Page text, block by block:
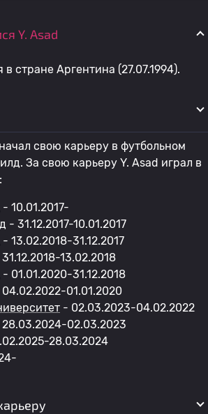
Y. Asad
стране Аргентина (27.07.1994).
свою карьеру в футбольном
За свою карьеру Y. Asad играл в
- 10.01.2017-
- 31.12.2017-10.01.2017
- 13.02.2018-31.12.2017
13.02.2018
- 01.01.2020-31.12.2018
01.01.2020
- 02.03.2023-04.02.2022
02.03.2023
28.03.2024